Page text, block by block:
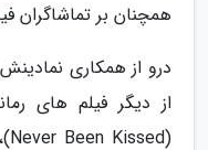
همچنان بر تماشاگران
درو از همکاری نمادینش
از دیگر فیلم های